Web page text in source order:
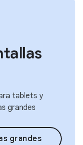
tablets y
grandes
grandes